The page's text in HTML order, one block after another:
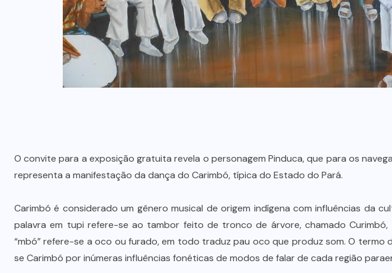
O convite para a exposição gratuita revela o personagem Pinduca, que para os
representa a manifestação da dança do Carimbó, típica do Estado do Pará.
Carimbó é considerado um gênero musical de origem indígena com influências da
palavra em tupi refere-se ao tambor feito de tronco de árvore, chamado Curimbó,
“mbó” refere-se a oco ou furado, em todo traduz pau oco que produz som. O termo
se Carimbó por inúmeras influências fonéticas de modos de falar de cada região